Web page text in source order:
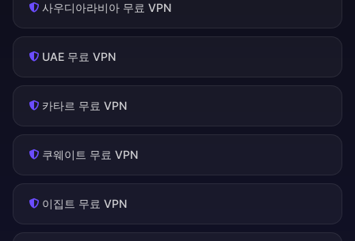
사우디아라비아 무료 VPN
UAE 무료 VPN
카타르 무료 VPN
쿠웨이트 무료 VPN
이집트 무료 VPN